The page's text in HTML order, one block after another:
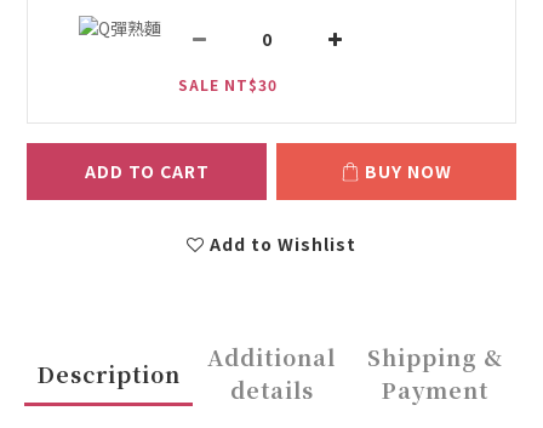
SALE NT$30
ADD TO CART BUY NOW
Add to Wishlist
Description
Additional
details
Shipping &
Payment